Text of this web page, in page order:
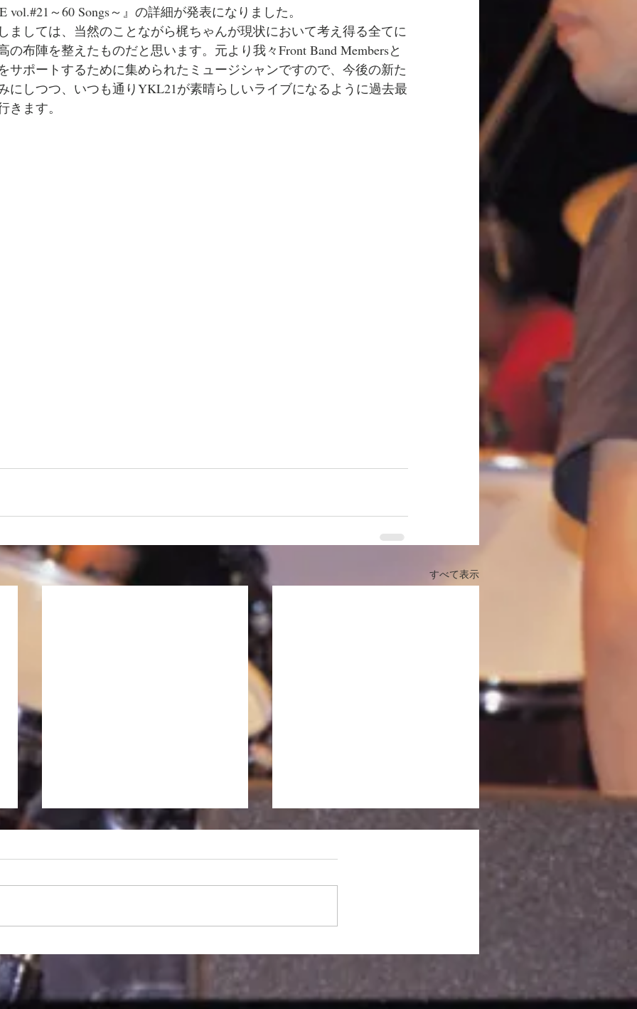
～60 Songs～』の詳細が発表になりました。
しては、当然のことながら梶ちゃんが現状において考え得る全てに
の布陣を整えたものだと思います。元より我々Front Band Membersと
サポートするために集められたミュージシャンですので、今後の新た
にしつつ、いつも通りYKL21が素晴らしいライブになるように過去最
ます。
すべて表示
徒然日記「長雨の候 2026」
私、昨日から大阪に入っていま
っていたように思いますが、関東
並みの梅雨明けらしいので、ま
あ、順当ということだと思いま
す。 いよいよ本日の大阪公演